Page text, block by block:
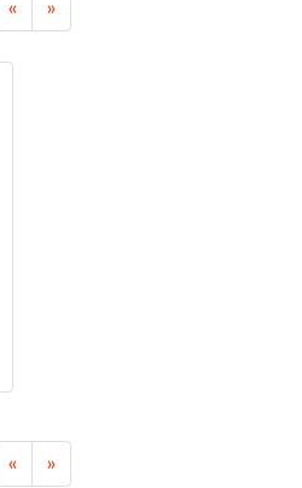
« »
« »